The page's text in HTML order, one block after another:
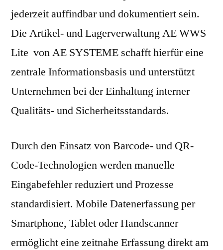
jederzeit auffindbar und dokumentiert sein.
Die Artikel- und Lagerverwaltung AE WWS
Lite von AE SYSTEME schafft hierfür eine
zentrale Informationsbasis und unterstützt
Unternehmen bei der Einhaltung interner
Qualitäts- und Sicherheitsstandards.
Durch den Einsatz von Barcode- und QR-
Code-Technologien werden manuelle
Eingabefehler reduziert und Prozesse
standardisiert. Mobile Datenerfassung per
Smartphone, Tablet oder Handscanner
ermöglicht eine zeitnahe Erfassung direkt am